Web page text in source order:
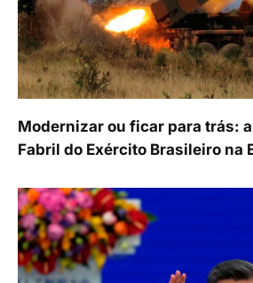
Modernizar ou ficar para trás:
Fabril do Exército Brasileiro na